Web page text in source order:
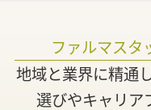
ファルマスタ
地域と業界に精通
選びやキャリア